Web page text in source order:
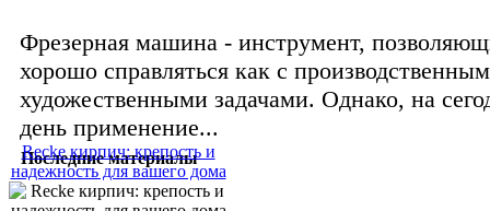
Фрезерная машина - инструмент,
хорошо справляться как с
художественными задачами. Однако, на
день применение...
Последние материалы
Recke кирпич: крепость и
надежность для вашего дома